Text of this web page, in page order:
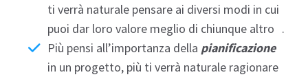
ti verrà naturale pensare ai diversi modi in cui
puoi dar loro valore meglio di chiunque altro .
Più pensi all’importanza della pianificazione
in un progetto, più ti verrà naturale ragionare